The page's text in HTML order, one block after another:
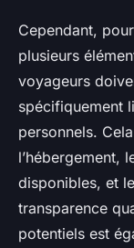
Cependant,
plusieurs
voyageurs
spécifiquement
personnels.
l’hébergement,
disponibles, et
transparence
potentiels est